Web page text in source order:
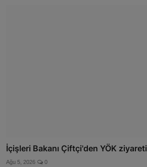
İçişleri Bakanı Çiftçi'den YÖK ziyareti
Ağu 5, 2026 0